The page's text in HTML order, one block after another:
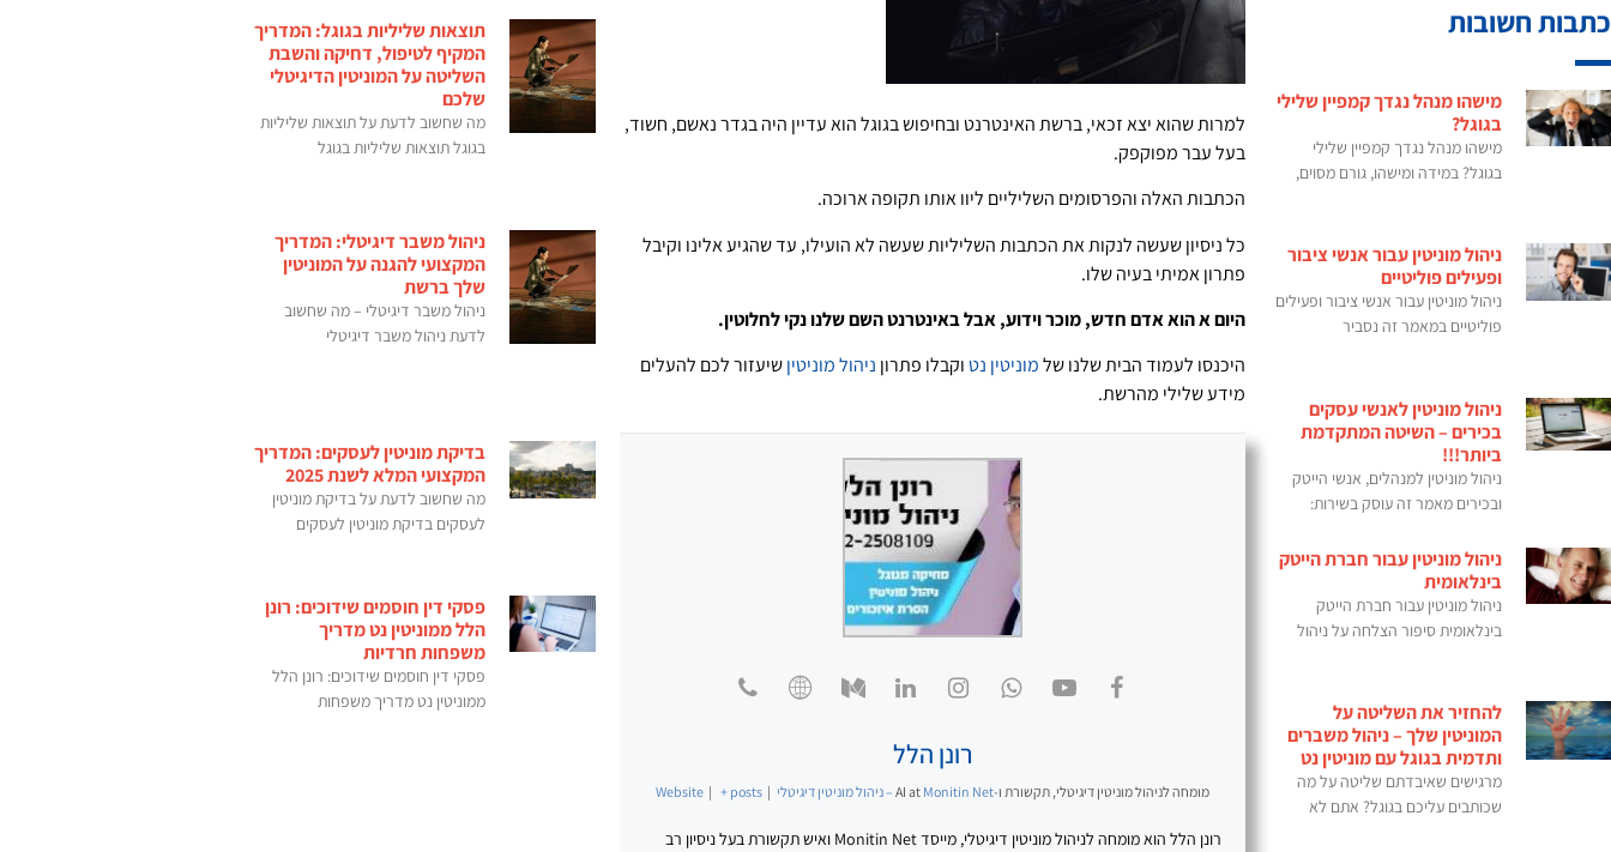
כתבות חשובות
מישהו מנהל נגדך קמפיין שלילי
בגוגל?
מישהו מנהל נגדך קמפיין שלילי
בגוגל? במידה ומישהו, גורם מסוים,
ניהול מוניטין עבור אנשי ציבור
ופעילים פוליטיים
ניהול מוניטין עבור אנשי ציבור ופעילים
פוליטיים במאמר זה נסביר
ניהול מוניטין לאנשי עסקים
בכירים – השיטה המתקדמת
ביותר!!!
ניהול מוניטין למנהלים, אנשי הייטק
ובכירים מאמר זה עוסק בשירות:
ניהול מוניטין עבור חברת הייטק
בינלאומית
ניהול מוניטין עבור חברת הייטק
בינלאומית סיפור הצלחה על ניהול
להחזיר את השליטה על
המוניטין שלך – ניהול משברים
ותדמית בגוגל עם מוניטין נט
מרגישים שאיבדתם שליטה על מה
שכותבים עליכם בגוגל? אתם לא
למרות שהוא יצא זכאי, ברשת האינטרנט ובחיפוש בגוגל הוא עדיין היה בגדר נאשם, חשוד,
בעל עבר מפוקפק.
הכתבות האלה והפרסומים השליליים ליוו אותו תקופה ארוכה.
כל ניסיון שעשה לנקות את הכתבות השליליות שעשה לא הועילו, עד שהגיע אלינו וקיבל
פתרון אמיתי בעיה שלו.
היום א הוא אדם חדש, מוכר וידוע, אבל באינטרנט השם שלנו נקי לחלוטין.
היכנסו לעמוד הבית שלנו שלמוניטין נטוקבלו פתרון ניהול מוניטיןשיעזור לכם להעלים
מידע שלילי מהרשת.
רונן הלל
מומחה לניהול מוניטין דיגיטלי, תקשורת ו-AI at Monitin Net – ניהול מוניטין דיגיטלי |
Website | + posts
רונן הלל הוא מומחה לניהול מוניטין דיגיטלי, מייסד Monitin Net ואיש תקשורת בעל ניסיון רב
תוצאות שליליות בגוגל: המדריך
המקיף לטיפול, דחיקה והשבת
השליטה על המוניטין הדיגיטלי
שלכם
מה שחשוב לדעת על תוצאות שליליות
בגוגל תוצאות שליליות בגוגל
ניהול משבר דיגיטלי: המדריך
המקצועי להגנה על המוניטין
שלך ברשת
ניהול משבר דיגיטלי – מה שחשוב
לדעת ניהול משבר דיגיטלי
בדיקת מוניטין לעסקים: המדריך
המקצועי המלא לשנת 2025
מה שחשוב לדעת על בדיקת מוניטין
לעסקים בדיקת מוניטין לעסקים
פסקי דין חוסמים שידוכים: רונן
הלל ממוניטין נט מדריך
משפחות חרדיות
פסקי דין חוסמים שידוכים: רונן הלל
ממוניטין נט מדריך משפחות